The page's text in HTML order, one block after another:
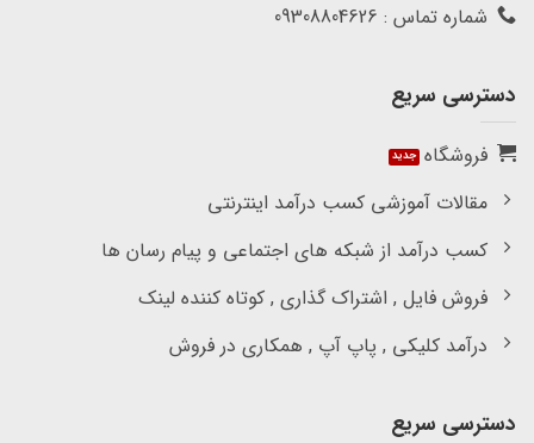
شماره تماس : 09308804626
دسترسی سریع
فروشگاه
مقالات آموزشی کسب درآمد اینترنتی
کسب درآمد از شبکه های اجتماعی و پیام رسان ها
فروش فایل , اشتراک گذاری , کوتاه کننده لینک
درآمد کلیکی , پاپ آپ , همکاری در فروش
دسترسی سریع